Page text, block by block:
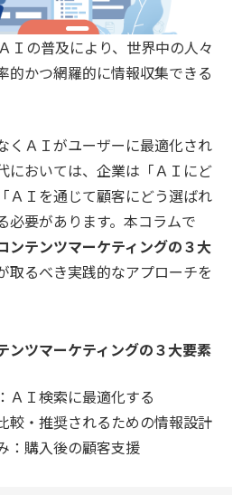
Ｉの普及により、世界中の人々
的かつ網羅的に情報収集できる
くＡＩがユーザーに最適化され
においては、企業は「ＡＩにど
ＡＩを通じて顧客にどう選ばれ
必要があります。本コラムで
ンテンツマーケティングの３大
取るべき実践的なアプローチを
ンツマーケティングの３大要素
ＡＩ検索に最適化する
較・推奨されるための情報設計
：購入後の顧客支援